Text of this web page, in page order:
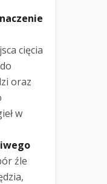
cięcia
oraz
w
źle